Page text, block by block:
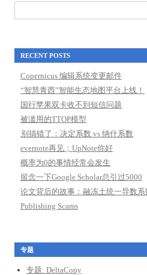
for:
RECENT POSTS
Copernicus 编辑系统变更邮件
“智慧青西”智能生态地图平台上线！
国行苹果双卡收不到短信问题
被滥用的TTOP模型
别搞错了：决定系数 vs 纳什系数
evernote再见；UpNote你好
概率为0的事情经常会发生
留念一下Google Scholar总引过5000
论文背后的故事：融冻土统一导数系
Publishing Scams
专题
专题: DeltaCopy